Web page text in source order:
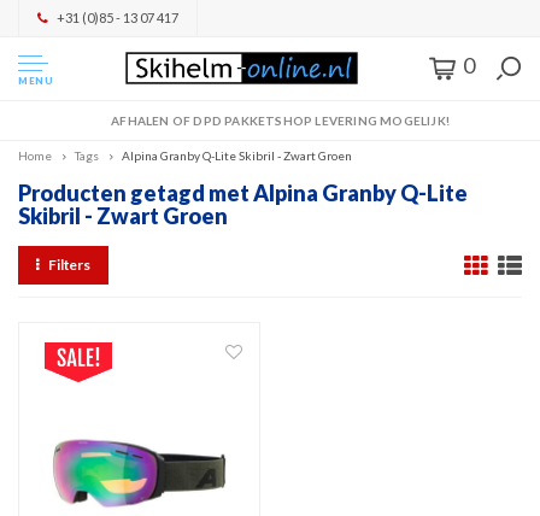
+31 (0)85 - 13 07 417
MENU
0
AFHALEN OF DPD PAKKETSHOP LEVERING MOGELIJK!
Home Tags Alpina Granby Q-Lite Skibril - Zwart Groen
Producten getagd met Alpina Granby Q-Lite
Skibril - Zwart Groen
Filters